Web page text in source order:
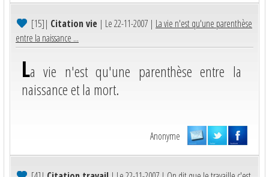
[15]| Citation vie | Le 22-11-2007 | La vie n'est qu'une parenthèse
entre la naissance ...
La vie n'est qu'une parenthèse entre la
naissance et la mort.
Anonyme